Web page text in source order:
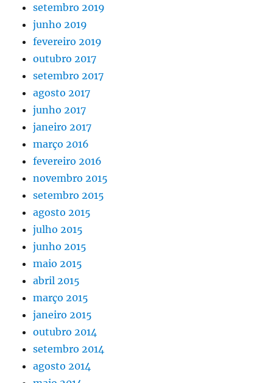
setembro 2019
junho 2019
fevereiro 2019
outubro 2017
setembro 2017
agosto 2017
junho 2017
janeiro 2017
março 2016
fevereiro 2016
novembro 2015
setembro 2015
agosto 2015
julho 2015
junho 2015
maio 2015
abril 2015
março 2015
janeiro 2015
outubro 2014
setembro 2014
agosto 2014